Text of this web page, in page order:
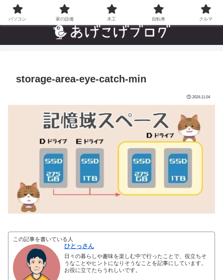
自分でやった”あんなことやこんなこと”の趣味ブログ
storage-area-eye-catch-min
2024.11.04
この記事を書いている人
ひとっさん
日々の暮らしや趣味を楽しむ中で行ったことで、役立ちそ
うなことやヒントになりそうなことを記事にしています。
お役に立てたらうれしいです。
パソコン 家の設備 木工 自転車 クルマ